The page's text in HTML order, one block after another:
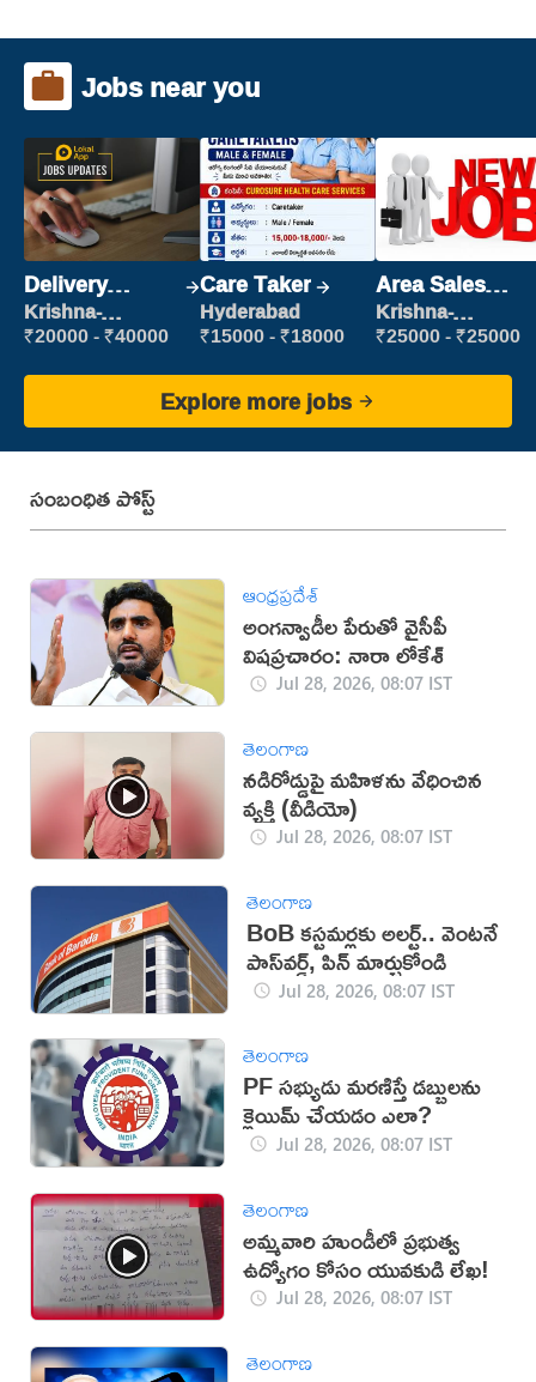
Jobs near you
Delivery
Executive
Krishna-
vijayawada
₹20000 - ₹40000
Care Taker
Hyderabad
₹15000 - ₹18000
Area Sales
Manager (Field
Sales)
Krishna-
vijayawada
₹25000 - ₹25000
Explore more jobs
సంబంధిత పోస్ట్
ఆంధ్రప్రదేశ్
అంగన్వాడీల పేరుతో వైసీపీ
విషప్రచారం: నారా లోకేశ్
Jul 28, 2026, 08:07 IST
తెలంగాణ
నడిరోడ్డుపై మహిళను వేధించిన
వ్యక్తి (వీడియో)
Jul 28, 2026, 08:07 IST
తెలంగాణ
BoB కస్టమర్లకు అలర్ట్.. వెంటనే
పాస్‌వర్డ్, పిన్ మార్చుకోండి
Jul 28, 2026, 08:07 IST
తెలంగాణ
PF సభ్యుడు మరణిస్తే డబ్బులను
క్లెయిమ్ చేయడం ఎలా?
Jul 28, 2026, 08:07 IST
తెలంగాణ
అమ్మవారి హుండీలో ప్రభుత్వ
ఉద్యోగం కోసం యువకుడి లేఖ!
Jul 28, 2026, 08:07 IST
తెలంగాణ